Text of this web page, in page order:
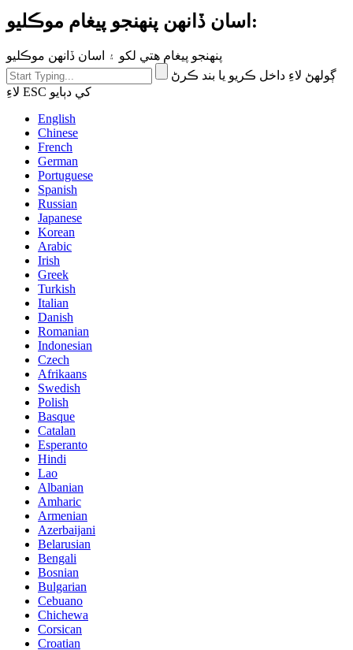
اسان ڏانهن پنهنجو پيغام موڪليو:
پنهنجو پيغام هتي لکو ۽ اسان ڏانهن موڪليو
ڳولهڻ لاءِ داخل ڪريو يا بند ڪرڻ
لاءِ ESC کي دٻايو
English
Chinese
French
German
Portuguese
Spanish
Russian
Japanese
Korean
Arabic
Irish
Greek
Turkish
Italian
Danish
Romanian
Indonesian
Czech
Afrikaans
Swedish
Polish
Basque
Catalan
Esperanto
Hindi
Lao
Albanian
Amharic
Armenian
Azerbaijani
Belarusian
Bengali
Bosnian
Bulgarian
Cebuano
Chichewa
Corsican
Croatian